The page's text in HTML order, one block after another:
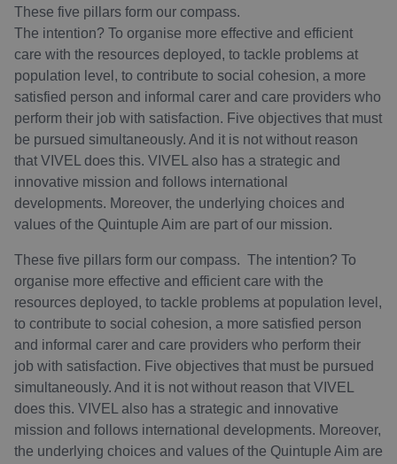
These five pillars form our compass.
The intention? To organise more effective and efficient
care with the resources deployed, to tackle problems at
population level, to contribute to social cohesion, a more
satisfied person and informal carer and care providers who
perform their job with satisfaction. Five objectives that must
be pursued simultaneously. And it is not without reason
that VIVEL does this. VIVEL also has a strategic and
innovative mission and follows international
developments. Moreover, the underlying choices and
values of the Quintuple Aim are part of our mission.
These five pillars form our compass. The intention? To
organise more effective and efficient care with the
resources deployed, to tackle problems at population level,
to contribute to social cohesion, a more satisfied person
and informal carer and care providers who perform their
job with satisfaction. Five objectives that must be pursued
simultaneously. And it is not without reason that VIVEL
does this. VIVEL also has a strategic and innovative
mission and follows international developments. Moreover,
the underlying choices and values of the Quintuple Aim are